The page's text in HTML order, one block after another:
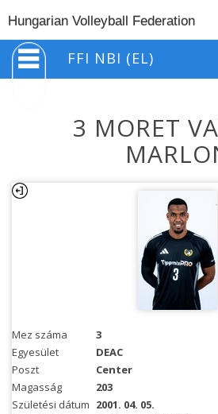
Hungarian Volleyball Federation
FFI NBI (EL)
3 MORET
Mez száma
3
Egyesület
DEAC
Poszt
Center
Magasság
203
Születési dátum 2001. 04. 05.